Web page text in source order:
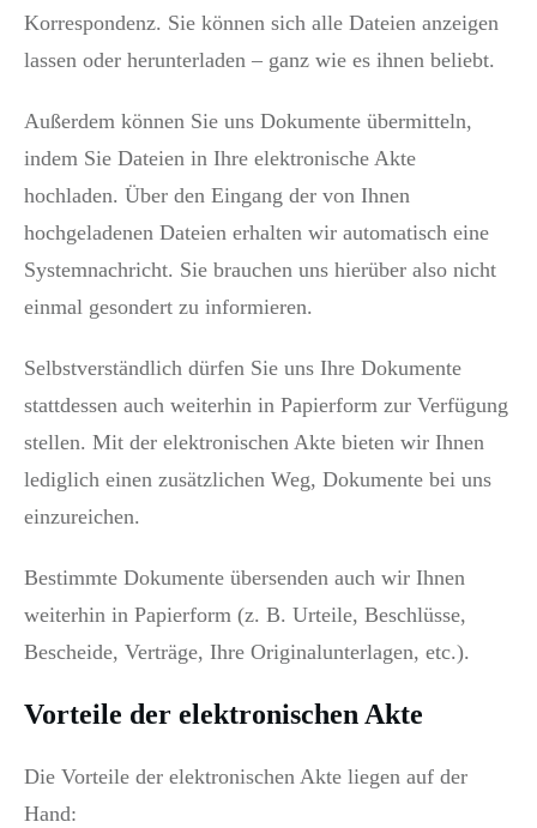
Korrespondenz. Sie können sich alle Dateien anzeigen
lassen oder herunterladen – ganz wie es ihnen beliebt.
Außerdem können Sie uns Dokumente übermitteln,
indem Sie Dateien in Ihre elektronische Akte
hochladen. Über den Eingang der von Ihnen
hochgeladenen Dateien erhalten wir automatisch eine
Systemnachricht. Sie brauchen uns hierüber also nicht
einmal gesondert zu informieren.
Selbstverständlich dürfen Sie uns Ihre Dokumente
stattdessen auch weiterhin in Papierform zur Verfügung
stellen. Mit der elektronischen Akte bieten wir Ihnen
lediglich einen zusätzlichen Weg, Dokumente bei uns
einzureichen.
Bestimmte Dokumente übersenden auch wir Ihnen
weiterhin in Papierform (z. B. Urteile, Beschlüsse,
Bescheide, Verträge, Ihre Originalunterlagen, etc.).
Vorteile der elektronischen Akte
Die Vorteile der elektronischen Akte liegen auf der
Hand: